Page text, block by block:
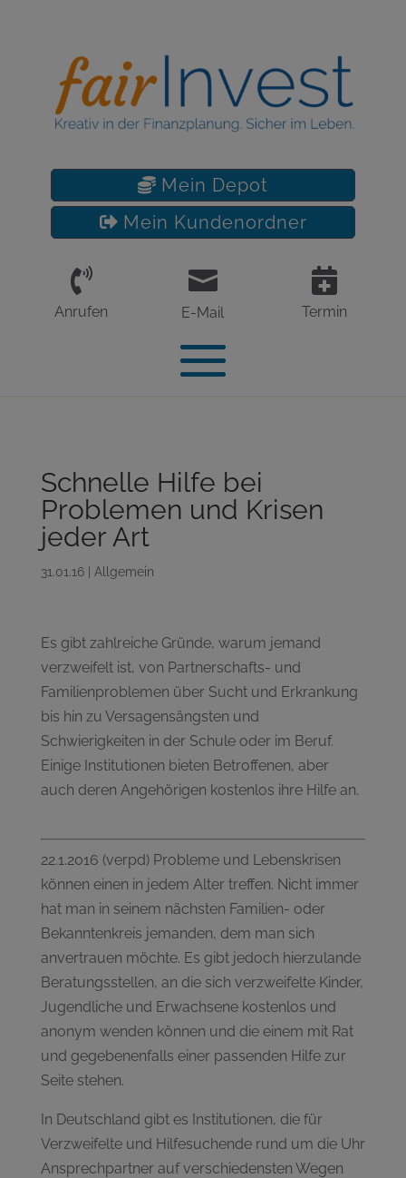
Mein Depot
Mein Kundenordner

Anrufen

E-Mail

Termin
Schnelle Hilfe bei
Problemen und Krisen
jeder Art
31.01.16| Allgemein
Es gibt zahlreiche Gründe, warum jemand
verzweifelt ist, von Partnerschafts- und
Familienproblemen über Sucht und Erkrankung
bis hin zu Versagensängsten und
Schwierigkeiten in der Schule oder im Beruf.
Einige Institutionen bieten Betroffenen, aber
auch deren Angehörigen kostenlos ihre Hilfe an.
22.1.2016 (verpd) Probleme und Lebenskrisen
können einen in jedem Alter treffen. Nicht immer
hat man in seinem nächsten Familien- oder
Bekanntenkreis jemanden, dem man sich
anvertrauen möchte. Es gibt jedoch hierzulande
Beratungsstellen, an die sich verzweifelte Kinder,
Jugendliche und Erwachsene kostenlos und
anonym wenden können und die einem mit Rat
und gegebenenfalls einer passenden Hilfe zur
Seite stehen.
In Deutschland gibt es Institutionen, die für
Verzweifelte und Hilfesuchende rund um die Uhr
Ansprechpartner auf verschiedensten Wegen